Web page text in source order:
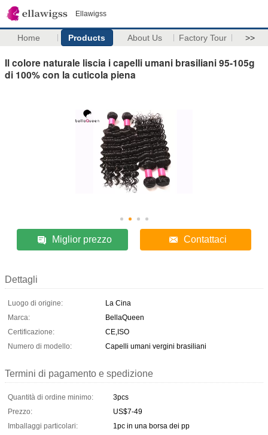
Ellawigss
Home Products About Us Factory Tour >>
Il colore naturale liscia i capelli umani brasiliani 95-105g
di 100% con la cuticola piena
Miglior prezzo Contattaci
Dettagli
Luogo di origine:
La Cina
Marca:
BellaQueen
Certificazione:
CE,ISO
Numero di modello:
Capelli umani vergini brasiliani
Termini di pagamento e spedizione
Quantità di ordine minimo:
3pcs
Prezzo:
US$7-49
Imballaggi particolari:
1pc in una borsa dei pp